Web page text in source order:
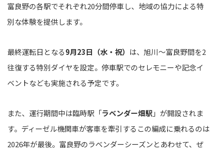
富良野の各駅でそれぞれ20分間停車し、地域の協力による特
別な体験を提供します。
最終運転日となる9月23日（水・祝） は、旭川〜富良野間を2
往復する特別ダイヤを設定。停車駅でのセレモニーや記念イ
ベントなども実施される予定です。
また、運行期間中は臨時駅「ラベンダー畑駅 」が開設されま
す。ディーゼル機関車が客車を牽引するこの編成に乗れるのは
2026年が最後。富良野のラベンダーシーズンとあわせて、ぜ